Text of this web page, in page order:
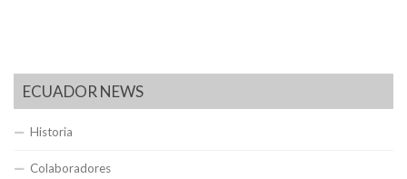
ECUADOR NEWS
Historia
Colaboradores